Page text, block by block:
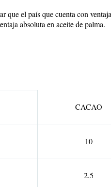
que el país que cuenta con
absoluta en aceite de palma.
CACAO
10
2.5